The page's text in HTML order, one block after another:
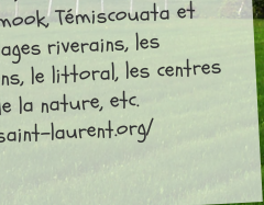
Témiscouata et
riverains, les
le littoral, les centres
la nature, etc.
laurent.org/